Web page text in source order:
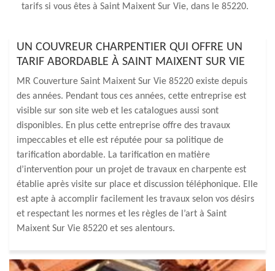
tarifs si vous êtes à Saint Maixent Sur Vie, dans le 85220.
UN COUVREUR CHARPENTIER QUI OFFRE UN
TARIF ABORDABLE À SAINT MAIXENT SUR VIE
MR Couverture Saint Maixent Sur Vie 85220 existe depuis
des années. Pendant tous ces années, cette entreprise est
visible sur son site web et les catalogues aussi sont
disponibles. En plus cette entreprise offre des travaux
impeccables et elle est réputée pour sa politique de
tarification abordable. La tarification en matière
d’intervention pour un projet de travaux en charpente est
établie après visite sur place et discussion téléphonique. Elle
est apte à accomplir facilement les travaux selon vos désirs
et respectant les normes et les règles de l’art à Saint
Maixent Sur Vie 85220 et ses alentours.